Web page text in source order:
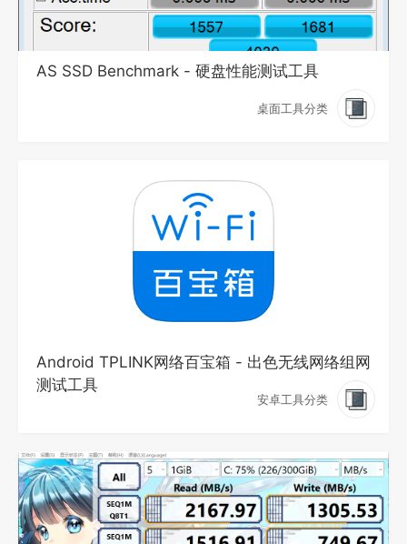
AS SSD Benchmark - 硬盘性能测试工具
桌面工具分类
Android TPLINK网络百宝箱 - 出色无线网络组网
测试工具
安卓工具分类